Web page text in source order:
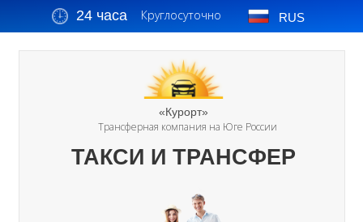
24 часа Круглосуточно RUS
«Курорт»
Трансферная компания на Юге России
ТАКСИ И ТРАНСФЕР